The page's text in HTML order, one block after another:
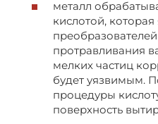
металл
кислотой,
протравливания
мелких частиц
будет уязвимым.
процедуры
поверхность